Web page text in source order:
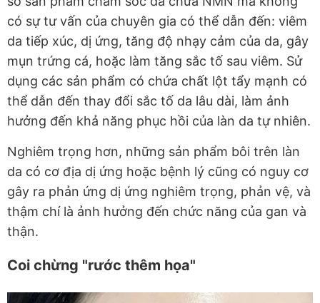
có sự tư vấn của chuyên gia có thể dẫn đến: viêm
da tiếp xúc, dị ứng, tăng độ nhạy cảm của da, gây
mụn trứng cá, hoặc làm tăng sắc tố sau viêm. Sử
dụng các sản phẩm có chứa chất lột tẩy mạnh có
thể dẫn đến thay đổi sắc tố da lâu dài, làm ảnh
hưởng đến khả năng phục hồi của làn da tự nhiên.
Nghiêm trọng hơn, những sản phẩm bôi trên làn
da có cơ địa dị ứng hoặc bệnh lý cũng có nguy cơ
gây ra phản ứng dị ứng nghiêm trọng, phản vệ, và
thậm chí là ảnh hưởng đến chức năng của gan và
thận.
Coi chừng "rước thêm họa"